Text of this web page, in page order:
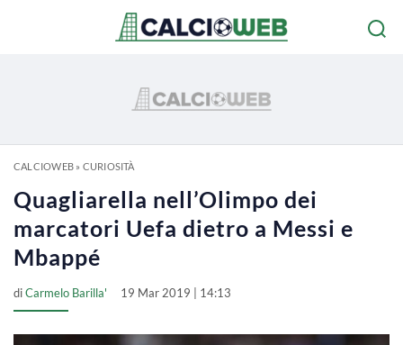
CALCIOWEB» CURIOSITÀ
Quagliarella nell’Olimpo dei
marcatori Uefa dietro a Messi e
Mbappé
diCarmelo Barilla' 19 Mar 2019 | 14:13